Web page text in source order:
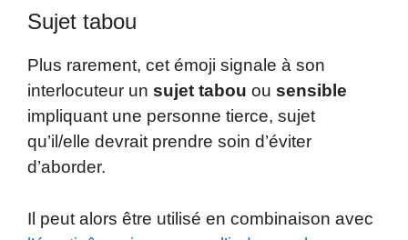
Sujet tabou
Plus rarement, cet émoji signale à son
interlocuteur un sujet tabou ou sensible
impliquant une personne tierce, sujet
qu’il/elle devrait prendre soin d’éviter
d’aborder.
Il peut alors être utilisé en combinaison avec